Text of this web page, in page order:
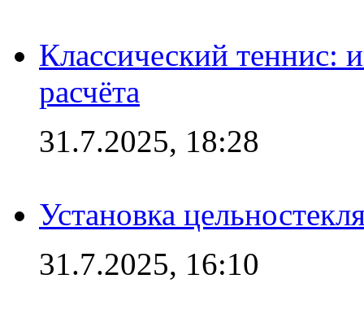
Классический теннис:
расчёта
31.7.2025, 18:28
Установка
31.7.2025, 16:10